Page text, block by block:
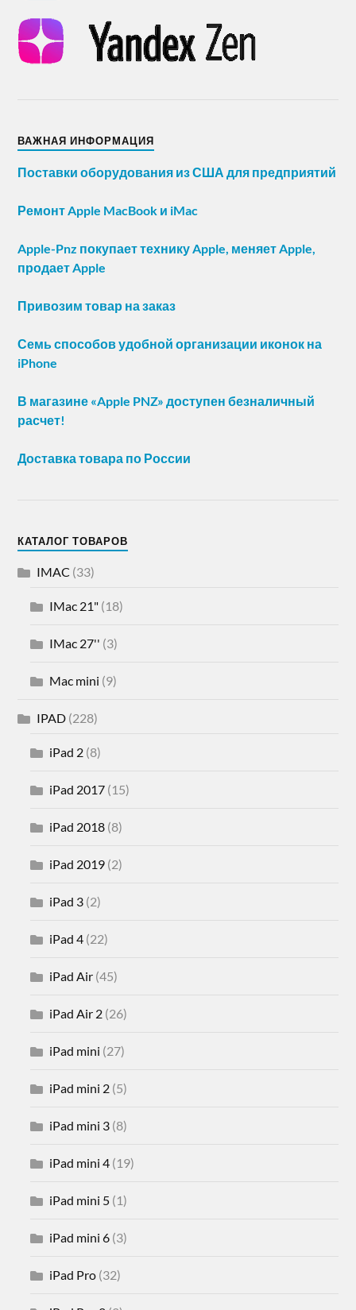
ВАЖНАЯ ИНФОРМАЦИЯ
Поставки оборудования из США для предприятий
Ремонт Apple MacBook и iMac
Apple-Pnz покупает технику Apple, меняет Apple,
продает Apple
Привозим товар на заказ
Семь способов удобной организации иконок на
iPhone
В магазине «Apple PNZ» доступен безналичный
расчет!
Доставка товара по России
КАТАЛОГ ТОВАРОВ
IMAC (33)
IMac 21" (18)
IMac 27'' (3)
Mac mini (9)
IPAD (228)
iPad 2 (8)
iPad 2017 (15)
iPad 2018 (8)
iPad 2019 (2)
iPad 3 (2)
iPad 4 (22)
iPad Air (45)
iPad Air 2 (26)
iPad mini (27)
iPad mini 2 (5)
iPad mini 3 (8)
iPad mini 4 (19)
iPad mini 5 (1)
iPad mini 6 (3)
iPad Pro (32)